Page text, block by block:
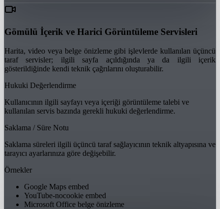
Gömülü İçerik ve Harici Görüntüleme Servisleri
Harita, video veya belge önizleme gibi işlevlerde kullanılan üçüncü
taraf servisler; ilgili sayfa açıldığında ya da ilgili içerik
gösterildiğinde kendi teknik çağrılarını oluşturabilir.
Hukuki Değerlendirme
Kullanıcının ilgili sayfayı veya içeriği görüntüleme talebi ve
kullanılan servis bazında gerekli hukuki değerlendirme.
Saklama / Süre Notu
Saklama süreleri ilgili üçüncü taraf sağlayıcının teknik altyapısına ve
tarayıcı ayarlarınıza göre değişebilir.
Örnekler
Google Maps embed
YouTube-nocookie embed
Microsoft Office belge önizleme